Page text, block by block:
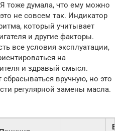
тоже думала, что ему можно
не совсем так. Индикатор
который учитывает
и другие факторы.
все условия эксплуатации,
на
и здравый смысл.
вручную, но это
регулярной замены масла.